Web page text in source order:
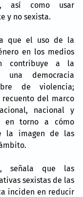
así como usar
y no sexista.
que el uso de la
en los medios
contribuye a la
una democracia
de violencia;
del marco
nacional y
en torno a cómo
la imagen de las
señala que las
sexistas de las
inciden en reducir